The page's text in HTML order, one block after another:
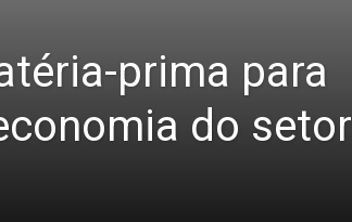
prima para
do setor